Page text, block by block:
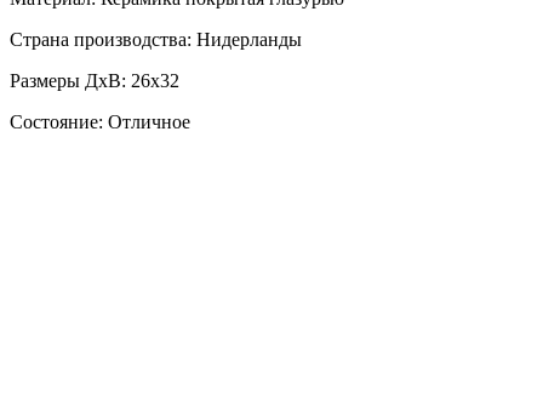
Страна производства: Нидерланды
Размеры ДxВ: 26х32
Состояние: Отличное